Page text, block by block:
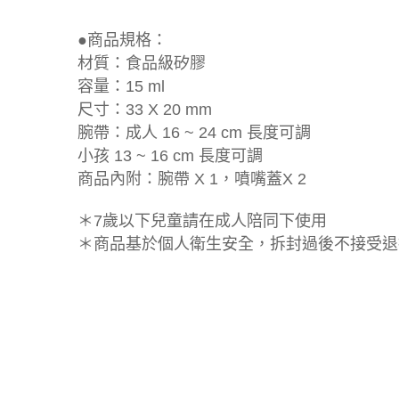
●商品規格：
材質：食品級矽膠
容量：15 ml
尺寸：33 X 20 mm
腕帶：成人 16 ~ 24 cm 長度可調
小孩 13 ~ 16 cm 長度可調
商品內附：腕帶 X 1，噴嘴蓋X 2
＊7歲以下兒童請在成人陪同下使用
＊商品基於個人衛生安全，拆封過後不接受